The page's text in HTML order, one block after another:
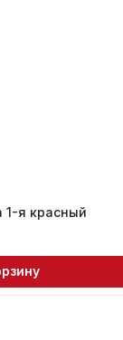
1-я красный